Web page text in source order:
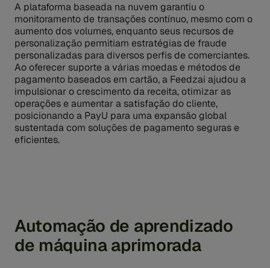
A plataforma baseada na nuvem garantiu o
monitoramento de transações contínuo, mesmo com o
aumento dos volumes, enquanto seus recursos de
personalização permitiam estratégias de fraude
personalizadas para diversos perfis de comerciantes.
Ao oferecer suporte a várias moedas e métodos de
pagamento baseados em cartão, a Feedzai ajudou a
impulsionar o crescimento da receita, otimizar as
operações e aumentar a satisfação do cliente,
posicionando a PayU para uma expansão global
sustentada com soluções de pagamento seguras e
eficientes.
Automação de aprendizado
de máquina aprimorada